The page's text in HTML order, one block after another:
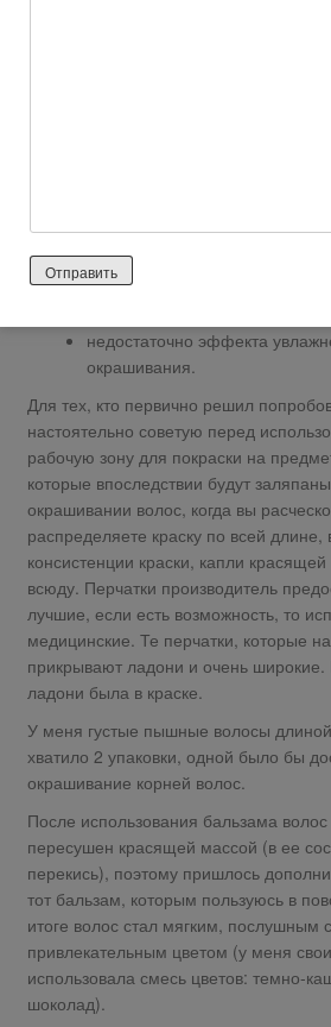
Жидкая консистенция краски
недостаточно эффекта
окрашивания.
Для тех, кто первично решил
настоятельно советую перед
рабочую зону для покраски на
которые впоследствии будут
окрашивании волос, когда вы
распределяете краску по всей длине,
консистенции краски, капли
всюду. Перчатки производитель
лучшие, если есть возможность, то
медицинские. Те перчатки, которые
прикрывают ладони и очень широкие.
ладони была в краске.
У меня густые пышные волосы
хватило 2 упаковки, одной было бы
окрашивание корней волос.
После использования бальзама
пересушен красящей массой (в ее
перекись), поэтому пришлось
тот бальзам, которым пользуюсь в
итоге волос стал мягким, послушным
привлекательным цветом (у меня
использовала смесь цветов: темно-
шоколад).